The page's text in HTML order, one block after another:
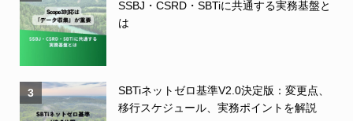
SSBJ・CSRD・SBTiに共通する実務基盤と
は
3
SBTiネットゼロ基準V2.0決定版：変更点、
移行スケジュール、実務ポイントを解説